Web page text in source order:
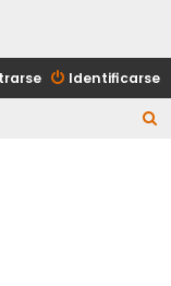
Identificarse